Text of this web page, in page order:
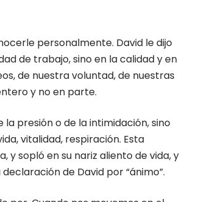
personalmente. David le dijo
de trabajo, sino en la calidad y en
de nuestra voluntad, de nuestras
y no en parte.
presión o de la intimidación, sino
vitalidad, respiración. Esta
y sopló en su nariz aliento de vida, y
de David por “ánimo”.